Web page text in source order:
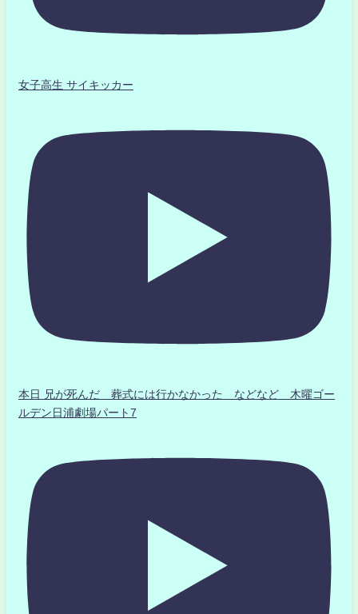
女子高生 サイキッカー
本日 兄が死んだ 葬式には行かなかった などなど 木曜ゴー
ルデン日浦劇場パート7